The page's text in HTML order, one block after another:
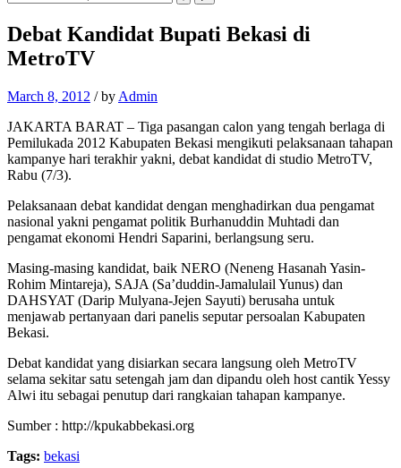
Debat Kandidat Bupati Bekasi di
MetroTV
March 8, 2012 /by Admin
JAKARTA BARAT – Tiga pasangan calon yang tengah berlaga di
Pemilukada 2012 Kabupaten Bekasi mengikuti pelaksanaan tahapan
kampanye hari terakhir yakni, debat kandidat di studio MetroTV,
Rabu (7/3).
Pelaksanaan debat kandidat dengan menghadirkan dua pengamat
nasional yakni pengamat politik Burhanuddin Muhtadi dan
pengamat ekonomi Hendri Saparini, berlangsung seru.
Masing-masing kandidat, baik NERO (Neneng Hasanah Yasin-
Rohim Mintareja), SAJA (Sa’duddin-Jamalulail Yunus) dan
DAHSYAT (Darip Mulyana-Jejen Sayuti) berusaha untuk
menjawab pertanyaan dari panelis seputar persoalan Kabupaten
Bekasi.
Debat kandidat yang disiarkan secara langsung oleh MetroTV
selama sekitar satu setengah jam dan dipandu oleh host cantik Yessy
Alwi itu sebagai penutup dari rangkaian tahapan kampanye.
Sumber : http://kpukabbekasi.org
Tags: bekasi